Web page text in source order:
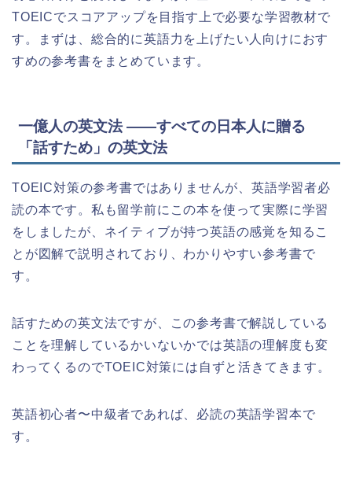
TOEICでスコアアップを目指す上で必要な学習教材で
す。まずは、総合的に英語力を上げたい人向けにおす
すめの参考書をまとめています。
一億人の英文法 ――すべての日本人に贈る
「話すため」の英文法
TOEIC対策の参考書ではありませんが、英語学習者必
読の本です。私も留学前にこの本を使って実際に学習
をしましたが、ネイティブが持つ英語の感覚を知るこ
とが図解で説明されており、わかりやすい参考書で
す。
話すための英文法ですが、この参考書で解説している
ことを理解しているかいないかでは英語の理解度も変
わってくるのでTOEIC対策には自ずと活きてきます。
英語初心者〜中級者であれば、必読の英語学習本で
す。